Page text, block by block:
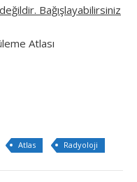
değildir. Bağışlayabilirsiniz
Atlası
Atlas Radyoloji